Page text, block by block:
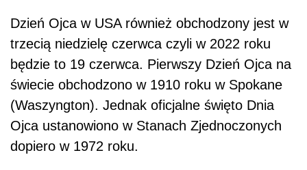
Dzień Ojca w USA również obchodzony jest w
trzecią niedzielę czerwca czyli w 2022 roku
będzie to 19 czerwca. Pierwszy Dzień Ojca na
świecie obchodzono w 1910 roku w Spokane
(Waszyngton). Jednak oficjalne święto Dnia
Ojca ustanowiono w Stanach Zjednoczonych
dopiero w 1972 roku.